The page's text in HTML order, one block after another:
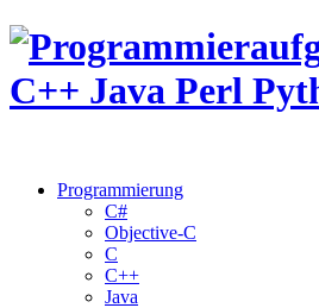
Programmierung
C#
Objective-C
C
C++
Java